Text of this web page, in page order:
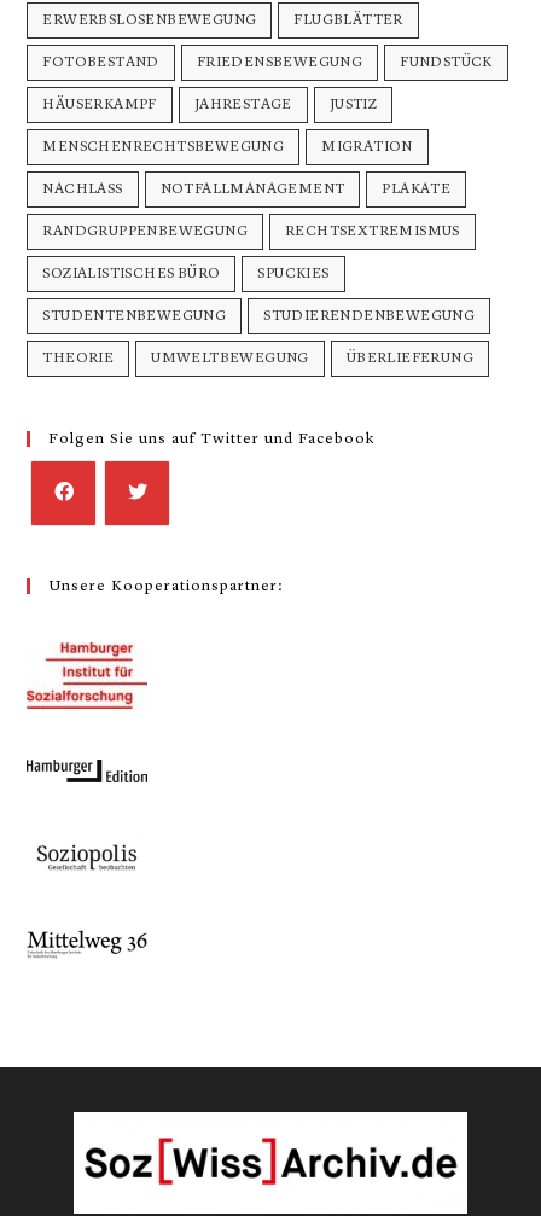
ERWERBSLOSENBEWEGUNG FLUGBLÄTTER
FOTOBESTAND FRIEDENSBEWEGUNG FUNDSTÜCK
HÄUSERKAMPF JAHRESTAGE JUSTIZ
MENSCHENRECHTSBEWEGUNG MIGRATION
NACHLASS NOTFALLMANAGEMENT PLAKATE
RANDGRUPPENBEWEGUNG RECHTSEXTREMISMUS
SOZIALISTISCHES BÜRO SPUCKIES
STUDENTENBEWEGUNG STUDIERENDENBEWEGUNG
THEORIE UMWELTBEWEGUNG ÜBERLIEFERUNG
Folgen Sie uns auf Twitter und Facebook
Unsere Kooperationspartner: